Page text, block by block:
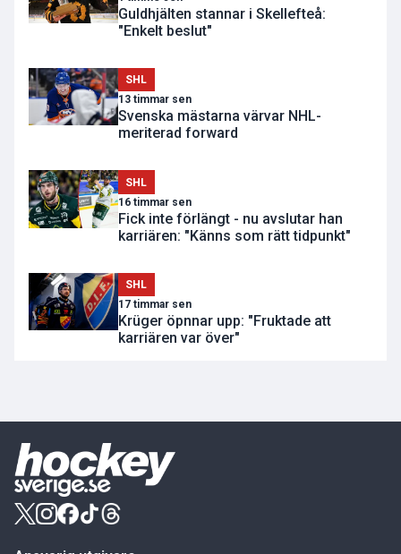
Guldhjälten stannar i Skellefteå:
"Enkelt beslut"
SHL
13 timmar sen
Svenska mästarna värvar NHL-
meriterad forward
SHL
16 timmar sen
Fick inte förlängt - nu avslutar han
karriären: "Känns som rätt tidpunkt"
SHL
17 timmar sen
Krüger öpnnar upp: "Fruktade att
karriären var över"